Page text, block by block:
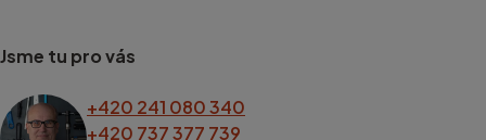
Jsme tu pro vás
+420 241 080 340
+420 737 377 739